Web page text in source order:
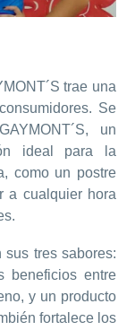
trae una
Se
un
ideal para la
como un postre
a cualquier hora
sus tres sabores:
beneficios entre
y un producto
fortalece los